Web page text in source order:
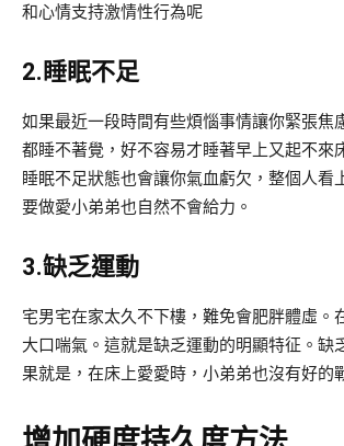
和心情支持激情性行為呢
2.睡眠不足
如果最近一段時間有些煩惱事情讓你緊張焦
都睡不著覺，好不容易才睡著早上又起不來
睡眠不足狀態也會讓你氣血虧欠，整個人看
要做愛小弟弟也自然不會給力。
3.缺乏運動
宅男宅在家太久不下樓，難免會肥胖體虛。
大口喘氣。這就是缺乏運動的明顯特征。缺
果就是，在床上愛愛時，小弟弟也沒有好的